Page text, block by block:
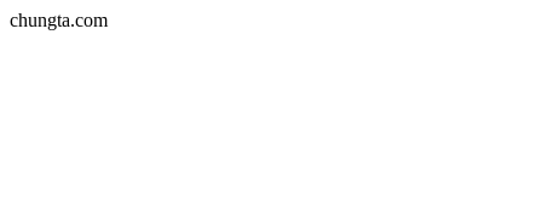
chungta.com